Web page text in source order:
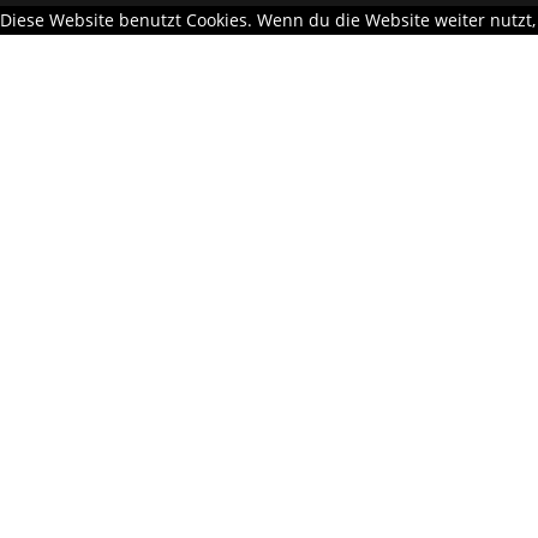
Diese Website benutzt Cookies. Wenn du die Website weiter